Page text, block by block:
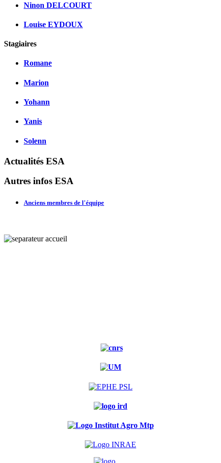
Ninon DELCOURT
Louise EYDOUX
Stagiaires
Romane
Marion
Yohann
Yanis
Solenn
Actualités ESA
Autres infos ESA
Anciens membres de l'équipe